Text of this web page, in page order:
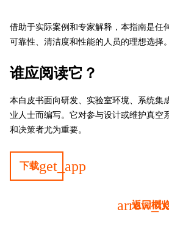
借助于实际案例和专家解释，本指南是任
可靠性、清洁度和性能的人员的理想选择。
谁应阅读它？
本白皮书面向研发、实验室环境、系统集
业人士而编写。它对参与设计或维护真空
和决策者尤为重要。
下载get_app
返回概